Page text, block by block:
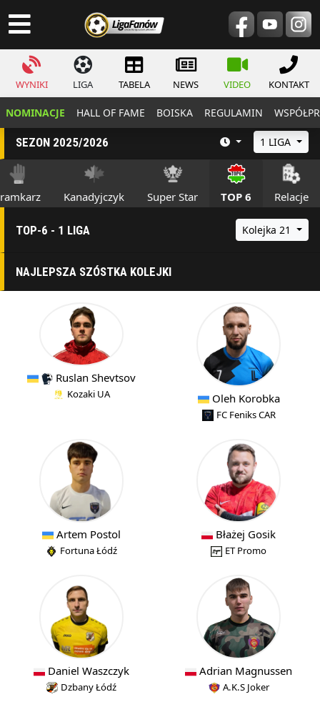
WYNIKI LIGA TABELA NEWS VIDEO KONTAKT
NOMINACJE HALL OF FAME BOISKA REGULAMIN
SEZON 2025/2026 1 LIGA
Kanadyjczyk Super Star TOP 6 Relacje
TOP-6 - 1 LIGA Kolejka 21
NAJLEPSZA SZÓSTKA KOLEJKI
Ruslan Shevtsov
Kozaki UA Oleh Korobka
FC Feniks CAR
Artem Postol
Fortuna Łódź
Błażej Gosik
ET Promo
Daniel Waszczyk
Dzbany Łódź
Adrian Magnussen
A.K.S Joker